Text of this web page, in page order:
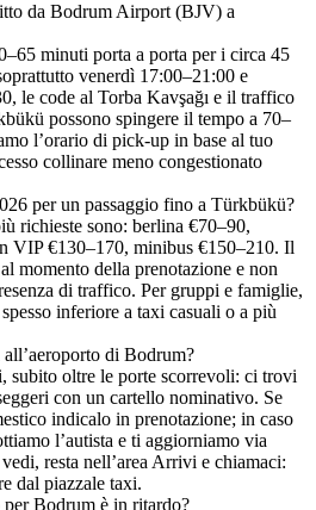
da Bodrum Airport (BJV) a
minuti porta a porta per i circa 45
venerdì 17:00–21:00 e
le code al Torba Kavşağı e il traffico
possono spingere il tempo a 70–
l’orario di pick-up in base al tuo
collinare meno congestionato
per un passaggio fino a Türkbükü?
richieste sono: berlina €70–90,
VIP €130–170, minibus €150–210. Il
momento della prenotazione e non
di traffico. Per gruppi e famiglie,
inferiore a taxi casuali o a più
di Bodrum?
subito oltre le porte scorrevoli: ci trovi
con un cartello nominativo. Se
indicalo in prenotazione; in caso
l’autista e ti aggiorniamo via
resta nell’area Arrivi e chiamaci:
dal piazzale taxi.
Bodrum è in ritardo?